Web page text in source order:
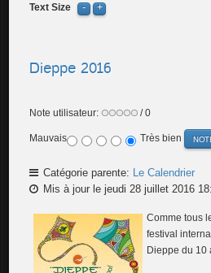
Text Size
Dieppe 2016
Note utilisateur: / 0
Mauvais Très bien
Catégorie parente: Le Calendrier
Mis à jour le jeudi 28 juillet 2016
Comme tous
festival
Dieppe du 10